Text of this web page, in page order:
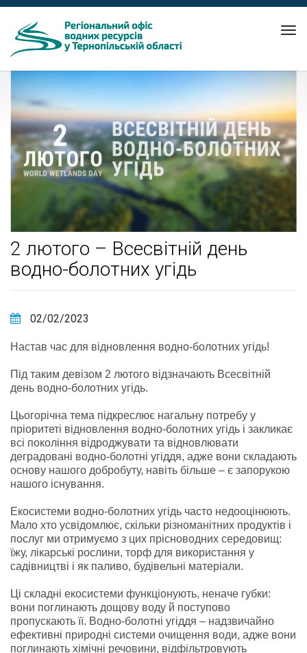
2 лютого – Всесвітній день
водно-болотних угідь
02/02/2023
Настав час для відновлення водно-болотних угідь!
Під таким девізом 2 лютого відзначають Всесвітній
день водно-болотних угідь.
Цьогорічна тема підкреслює нагальну потребу у
пріоритеті відновлення водно-болотних угідь і закликає
всі покоління відроджувати та відновлювати
деградовані водно-болотні угіддя, адже вони складають
основу нашого добробуту, навіть більше – є запорукою
нашого існування.
Екосистеми водно-болотних угідь часто недооцінюють.
Мало хто усвідомлює, скільки різноманітних продуктів і
послуг ми отримуємо з цих прісноводних середовищ:
їжу, лікарські рослини, торф для використання у
садівництві і як паливо, будівельні матеріали.
Ці складні екосистеми функціонують, неначе губки:
вони поглинають дощову воду й поступово
пропускають її. Водно-болотні угіддя – надзвичайно
ефективні природні системи очищення води, адже вони
поглинають хімічні речовини, відфільтровують